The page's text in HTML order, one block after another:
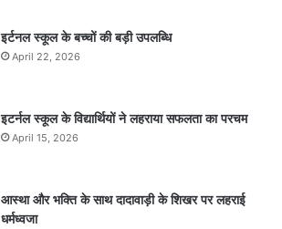
इर्टनल स्कूल के बच्चों की बड़ी उपलब्धि
April 22, 2026
इटर्नल स्कूल के विद्यार्थियों ने लहराया सफलता का परचम
April 15, 2026
आस्था और भक्ति के साथ दादावाड़ी के शिखर पर लहराई
धर्मध्वजा